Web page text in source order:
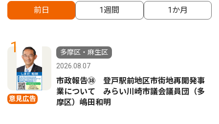
前日 1週間 1か月
1
意見広告
多摩区・麻生区
2026.08.07
市政報告㊳ 登戸駅前地区市街地再開発事
業について みらい川崎市議会議員団（多
摩区）嶋田和明